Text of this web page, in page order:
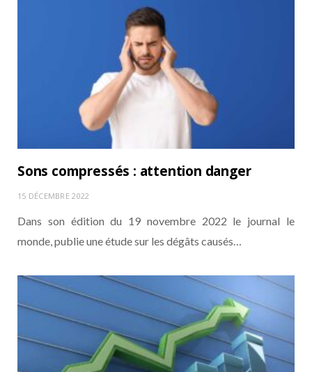
Sons compressés : attention danger
15 DÉCEMBRE 2022
Dans son édition du 19 novembre 2022 le journal le
monde, publie une étude sur les dégâts causés…